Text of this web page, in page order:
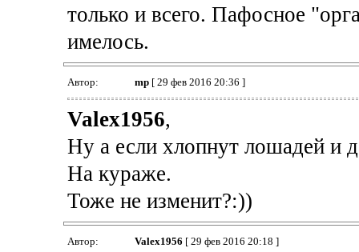
только и всего. Пафосное
имелось.
Автор: mp[ 29 фев 2016 20:36 ]
Valex1956,
Ну а если хлопнут лошадей и
На кураже.
Тоже не изменит?:))
Автор: Valex1956 [ 29 фев 2016 20:18 ]